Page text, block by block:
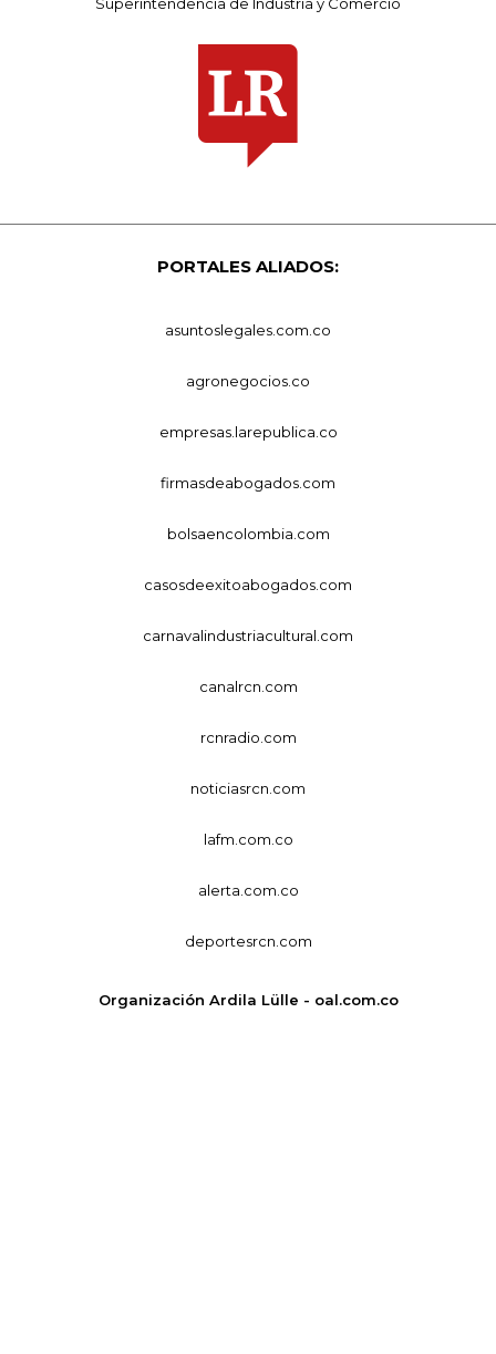
PORTALES ALIADOS:
asuntoslegales.com.co
agronegocios.co
empresas.larepublica.co
firmasdeabogados.com
bolsaencolombia.com
casosdeexitoabogados.com
carnavalindustriacultural.com
canalrcn.com
rcnradio.com
noticiasrcn.com
lafm.com.co
alerta.com.co
deportesrcn.com
Organización Ardila Lülle - oal.com.co